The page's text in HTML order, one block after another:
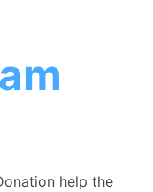
help the